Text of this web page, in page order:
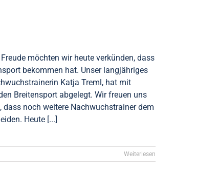
möchten wir heute verkünden, dass
bekommen hat. Unser langjähriges
Katja Treml, hat mit
Breitensport abgelegt. Wir freuen uns
noch weitere Nachwuchstrainer dem
Heute [...]
Weiterlesen